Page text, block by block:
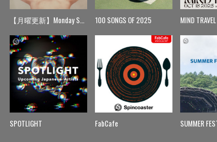
【月曜更新】Monday Spin
SPOTLIGHT
100 SONGS OF 2025
FabCafe
MIND TRAVEL
SUMMER